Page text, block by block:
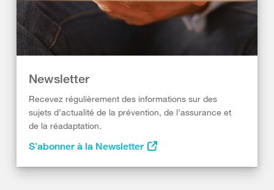
Newsletter
Recevez régulièrement des informations sur des
sujets d’actualité de la prévention, de l’assurance et
de la réadaptation.
S’abonner à la Newsletter